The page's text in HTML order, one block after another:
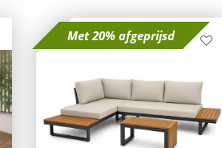
Met 20% afgeprijsd